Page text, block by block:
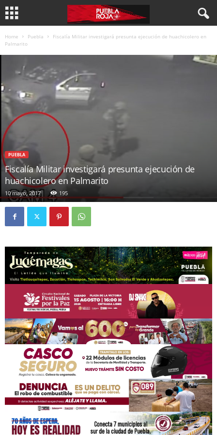
Home Puebla
Fiscalía Militar investigará presunta ejecución de huachicolero en
Palmarito
PUEBLA
Fiscalía Militar investigará presunta ejecución de
huachicolero en Palmarito
10 mayo, 2017 195